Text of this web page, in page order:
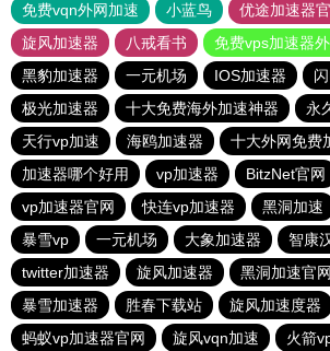
免费vqn外网加速
小蓝鸟 优途加速器
旋风加速器
八戒看书
免费vps加速器
黑豹加速器
一元机场 IOS加速器
极光加速器
十大免费海外加速神器
永
天行vp加速
海鸥加速器
十大外网免费
加速器哪个好用
vp加速器 BitzNet官网
vp加速器官网
快连vp加速器 黑洞加速
暴雪vp
一元机场 大象加速器
智康
twitter加速器
旋风加速器 黑洞加速官网
暴雪加速器
胜春下载站
旋风加速度器
蚂蚁vp加速器官网
旋风vqn加速 火箭